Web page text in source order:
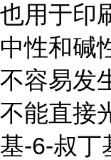
也用于印
中性和碱
不容易发
不能直接
基-6-叔丁